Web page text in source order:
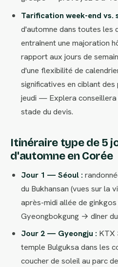
Tarification week-end vs.
d'automne dans toutes les
entraînent une majoration
rapport aux jours de
d'une flexibilité de
significatives en ciblant
jeudi — Explera conseillera
stade du devis.
Itinéraire type de 5
d'automne en Corée
Jour 1 — Séoul :
du Bukhansan (vues sur la
après-midi allée de ginkgos
Gyeongbokgung → dîner
Jour 2 — Gyeongju : KTX
temple Bulguksa dans les
coucher de soleil au parc